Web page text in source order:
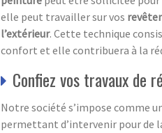
elle peut travailler sur vos
l’extérieur. Cette technique
confort et elle contribuera à la
Confiez vos travaux de
Notre société s’impose comme
permettant d’intervenir pour de